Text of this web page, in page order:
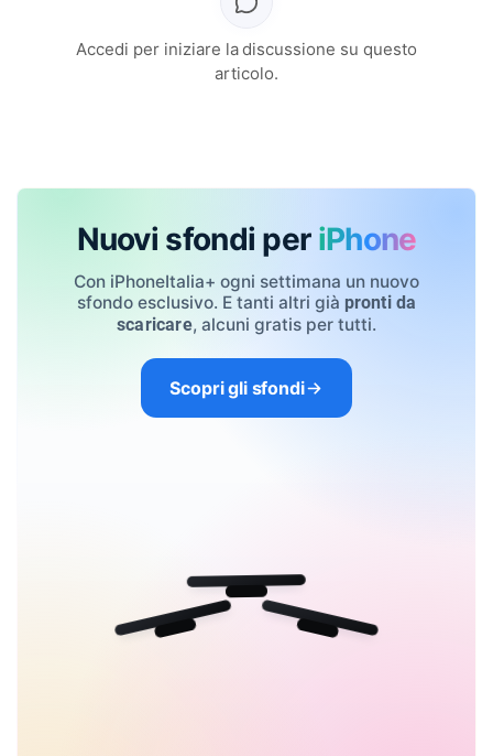
Accedi per iniziare la discussione su questo
articolo.
Nuovi sfondi per iPhone
Con iPhoneItalia+ ogni settimana un nuovo
sfondo esclusivo. E tanti altri già pronti da
scaricare, alcuni gratis per tutti.
Scopri gli sfondi